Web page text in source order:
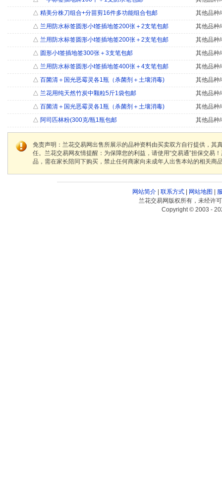
△ 精美分株刀组合+分苗剪16件多功能组合包邮
其他品种
△ 兰用防水标签圆形小t签插地签200张＋2支笔包邮
其他品种
△ 兰用防水标签圆形小t签插地签200张＋2支笔包邮
其他品种
△ 圆形小t签插地签300张＋3支笔包邮
其他品种
△ 兰用防水标签圆形小t签插地签400张＋4支笔包邮
其他品种
△ 百菌清＋国光恶霉灵各1瓶（杀菌剂＋土壤消毒)
其他品种
△ 兰花用纯天然竹炭中颗粒5斤1袋包邮
其他品种
△ 百菌清＋国光恶霉灵各1瓶（杀菌剂＋土壤消毒)
其他品种
△ 阿司匹林粉(300克/瓶1瓶包邮 其他品种
免责声明：兰花交易网出售所展示的品种资料由买卖双方自行提供，
任。兰花交易网友情提醒：为保障您的利益，请使用“交易通”担保交
品，需在家长陪同下购买，禁止任何商家向未成年人出售本站的相关商
网站简介| 联系方式| 网站地图
兰花交易网版权所有，未经许
Copyright © 2003 -